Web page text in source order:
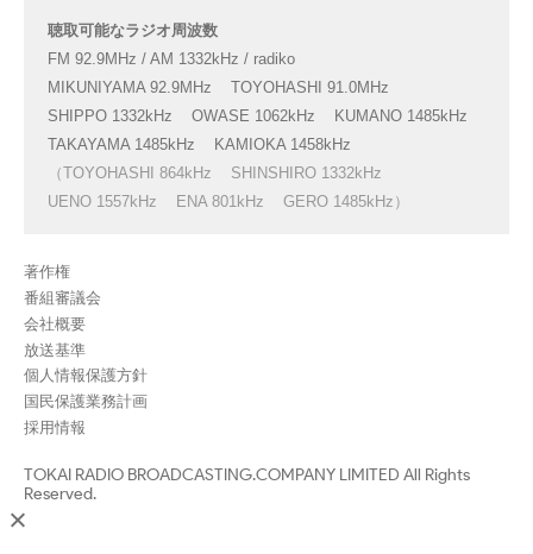
聴取可能なラジオ周波数
FM 92.9MHz / AM 1332kHz / radiko
MIKUNIYAMA 92.9MHz
TOYOHASHI 91.0MHz
SHIPPO 1332kHz
OWASE 1062kHz
KUMANO 1485kHz
TAKAYAMA 1485kHz
KAMIOKA 1458kHz
（TOYOHASHI 864kHz
SHINSHIRO 1332kHz
UENO 1557kHz
ENA 801kHz GERO 1485kHz）
著作権
番組審議会
会社概要
放送基準
個人情報保護方針
国民保護業務計画
採用情報
TOKAI RADIO BROADCASTING.COMPANY LIMITED All Rights
Reserved.